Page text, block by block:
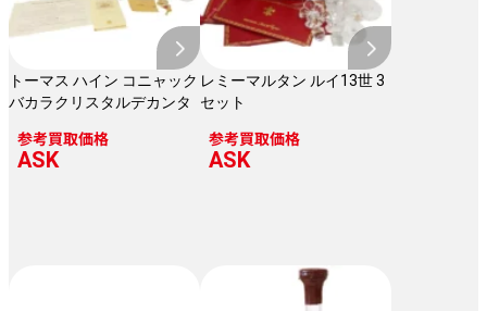
トーマス ハイン コニャック
バカラクリスタルデカンタ
参考買取価格
ASK
レミーマルタン ルイ13世 3
セット
参考買取価格
ASK